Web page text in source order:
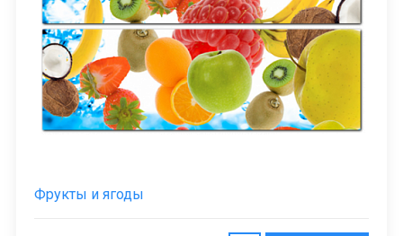
Фрукты и ягоды